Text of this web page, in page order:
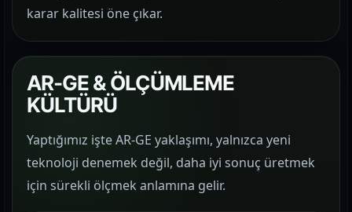
karar kalitesi öne çıkar.
AR-GE & ÖLÇÜMLEME
KÜLTÜRÜ
Yaptığımız işte AR-GE yaklaşımı, yalnızca yeni
teknoloji denemek değil, daha iyi sonuç üretmek
için sürekli ölçmek anlamına gelir.